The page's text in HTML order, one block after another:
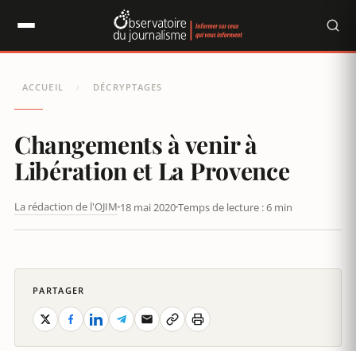
ACCUEIL / DÉCRYPTAGES
Changements à venir à
Libération et La Provence
La rédaction de l'OJIM 18 mai 2020Temps de lecture : 6 min
PARTAGER
Panneau de gestion des cookies